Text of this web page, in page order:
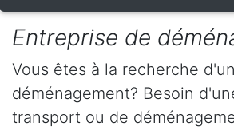
Entreprise de
Vous êtes à la recherche
déménagement? Besoin
transport ou de